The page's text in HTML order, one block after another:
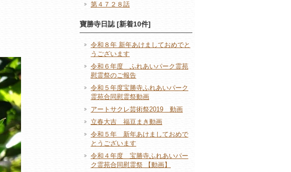
第４７２８話
寶勝寺日誌 [新着10件]
令和８年 新年あけましておめでと
うございます
令和６年度 ふれあいパーク霊苑
慰霊祭のご報告
令和５年度宝勝寺ふれあいパーク
霊苑合同慰霊祭動画
アートサクレ芸術祭2019 動画
立春大吉 福豆まき動画
令和５年 新年あけましておめで
とうございます
令和４年度 宝勝寺ふれあいパー
ク霊苑合同慰霊祭 【動画】